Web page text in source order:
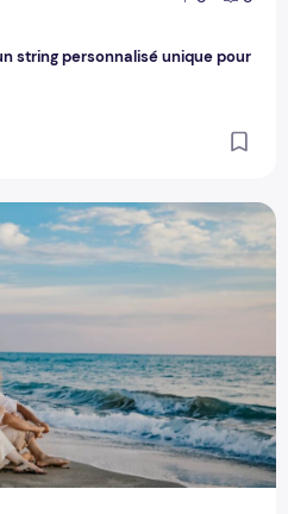
string personnalisé unique pour
d'eau pour un look élégant